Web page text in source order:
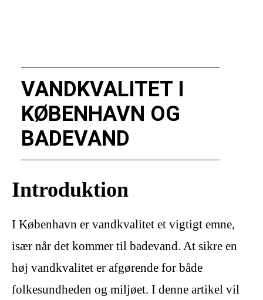
VANDKVALITET I
KØBENHAVN OG
BADEVAND
Introduktion
I København er vandkvalitet et vigtigt emne,
især når det kommer til badevand. At sikre en
høj vandkvalitet er afgørende for både
folkesundheden og miljøet. I denne artikel vil